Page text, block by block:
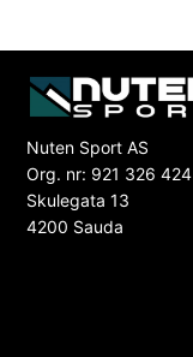
Nuten Sport AS
Org. nr: 921 326 424
Skulegata 13
4200 Sauda